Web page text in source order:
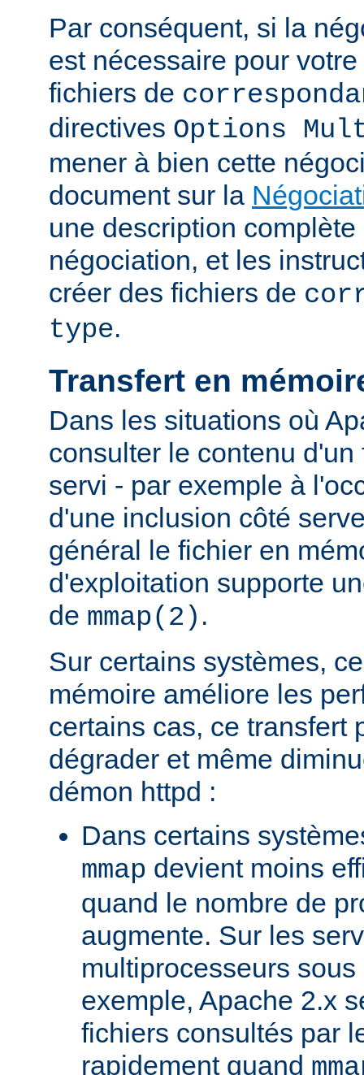
Par conséquent, si la
est nécessaire pour
fichiers de
directives Options
mener à bien cette
document sur la
une description
négociation, et les
créer des fichiers de
type.
Transfert en
Dans les situations où
consulter le contenu
servi - par exemple à
d'une inclusion côté
général le fichier en
d'exploitation supporte
de mmap(2) .
Sur certains systèmes,
mémoire améliore les
certains cas, ce transfert
dégrader et même
démon httpd :
Dans certains
mmap devient moins
quand le nombre de
augmente. Sur les
multiprocesseurs
exemple, Apache 2.x
fichiers consultés par
rapidement quand